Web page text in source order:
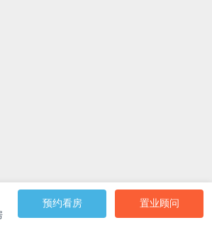
预约看房 置业顾问